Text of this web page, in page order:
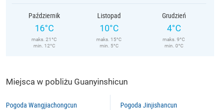
Październik
16°C
maks. 21°C
min. 12°C
Listopad
10°C
maks. 15°C
min. 5°C
Grudzień
4°C
maks. 9°C
min. 0°C
Miejsca w pobliżu Guanyinshicun
Pogoda Wangjiachongcun Pogoda Jinjishancun